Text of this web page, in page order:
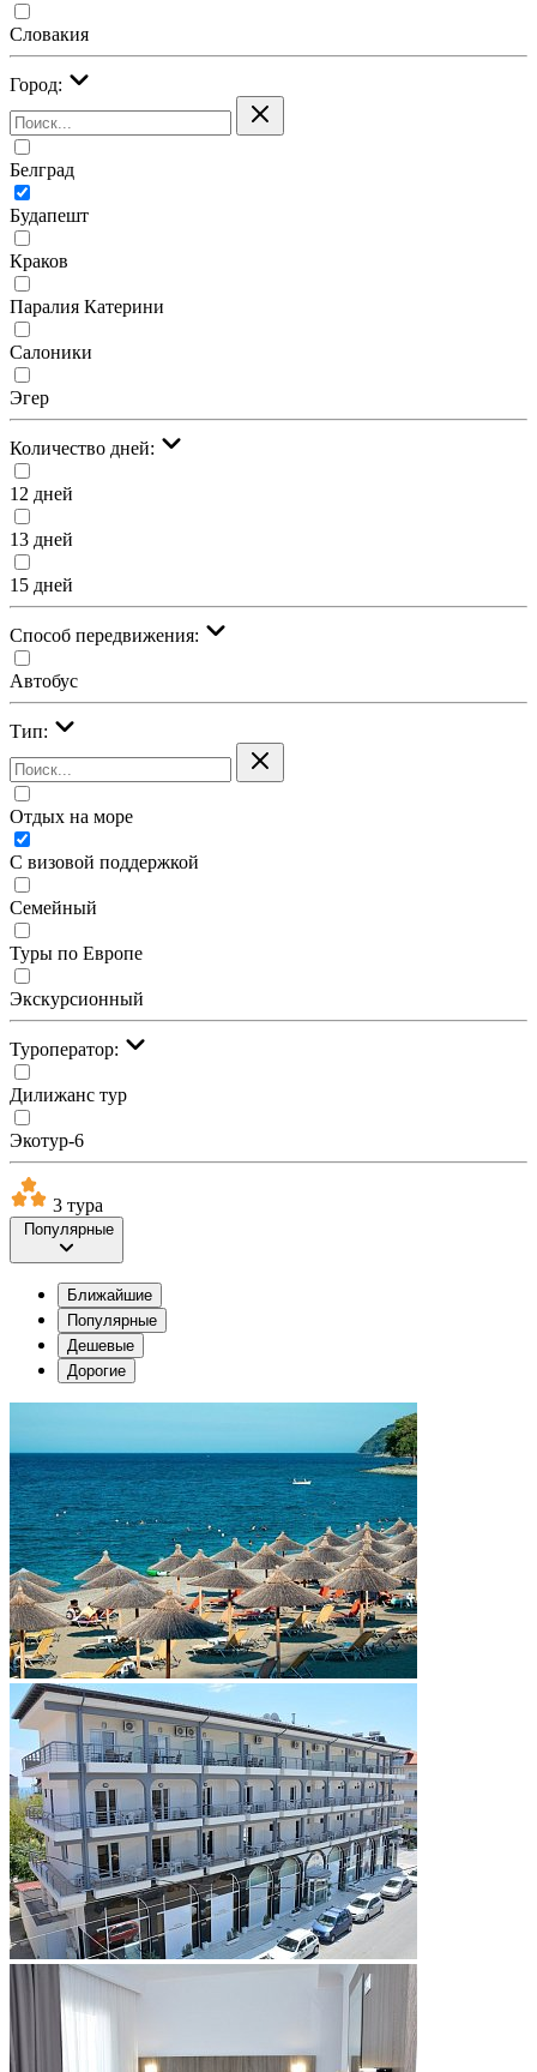
Словакия
Город:
Белград
Будапешт
Краков
Паралия Катерини
Салоники
Эгер
Количество дней:
12 дней
13 дней
15 дней
Cпособ передвижения:
Автобус
Тип:
Отдых на море
С визовой поддержкой
Семейный
Туры по Европе
Экскурсионный
Туроператор:
Дилижанс тур
Экотур-6
3 тура
Популярные
Ближайшие
Популярные
Дешевые
Дорогие